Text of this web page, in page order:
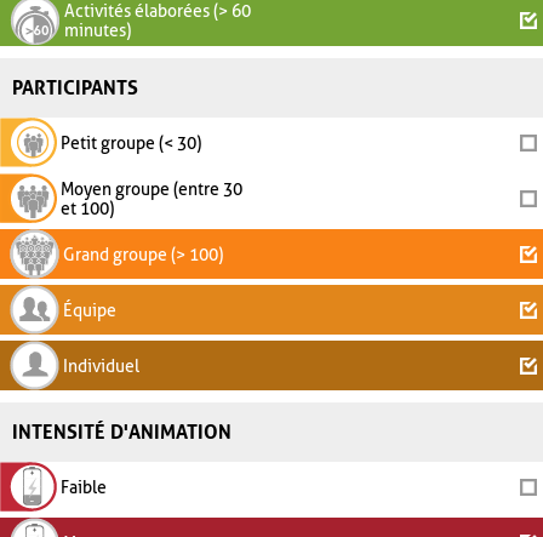
Activités élaborées (> 60
minutes)
PARTICIPANTS
Petit groupe (< 30)
Moyen groupe (entre 30
et 100)
Grand groupe (> 100)
Équipe
Individuel
INTENSITÉ D'ANIMATION
Faible